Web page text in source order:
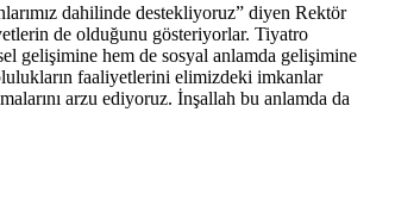
dahilinde destekliyoruz” diyen Rektör
de olduğunu gösteriyorlar. Tiyatro
gelişimine hem de sosyal anlamda gelişimine
faaliyetlerini elimizdeki imkanlar
arzu ediyoruz. İnşallah bu anlamda da